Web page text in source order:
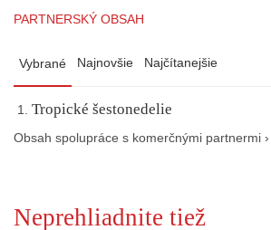
PARTNERSKÝ OBSAH
Vybrané Najnovšie Najčítanejšie
Tropické šestonedelie
Obsah spolupráce s komerčnými partnermi ›
Neprehliadnite tiež